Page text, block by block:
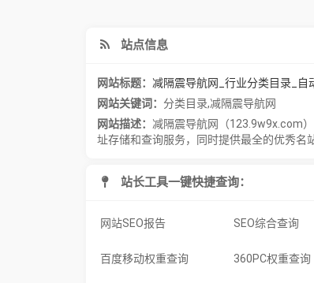
站点信息
网站标题： 减隔震导航网_行业分类目录_自
网站关键词： 分类目录,减隔震导航网
网站描述： 减隔震导航网（123.9w9x.com
址存储和查询服务，同时提供最全的优秀名
站长工具一键快捷查询：
网站SEO报告 SEO综合查询
百度移动权重查询 360PC权重查询